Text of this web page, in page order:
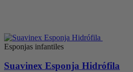
Esponjas infantiles
Suavinex Esponja Hidrófila